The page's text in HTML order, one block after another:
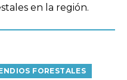
en la región.
FORESTALES